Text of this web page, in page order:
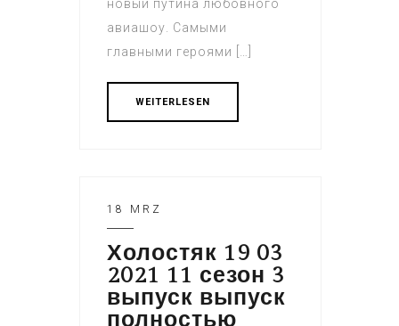
новый путина любовного
авиашоу. Самыми
главными героями […]
WEITERLESEN
18 MRZ
Холостяк 19 03
2021 11 сезон 3
выпуск выпуск
полностью